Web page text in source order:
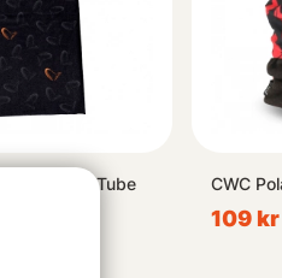
Skull Tec-Tube CWC
109 kr